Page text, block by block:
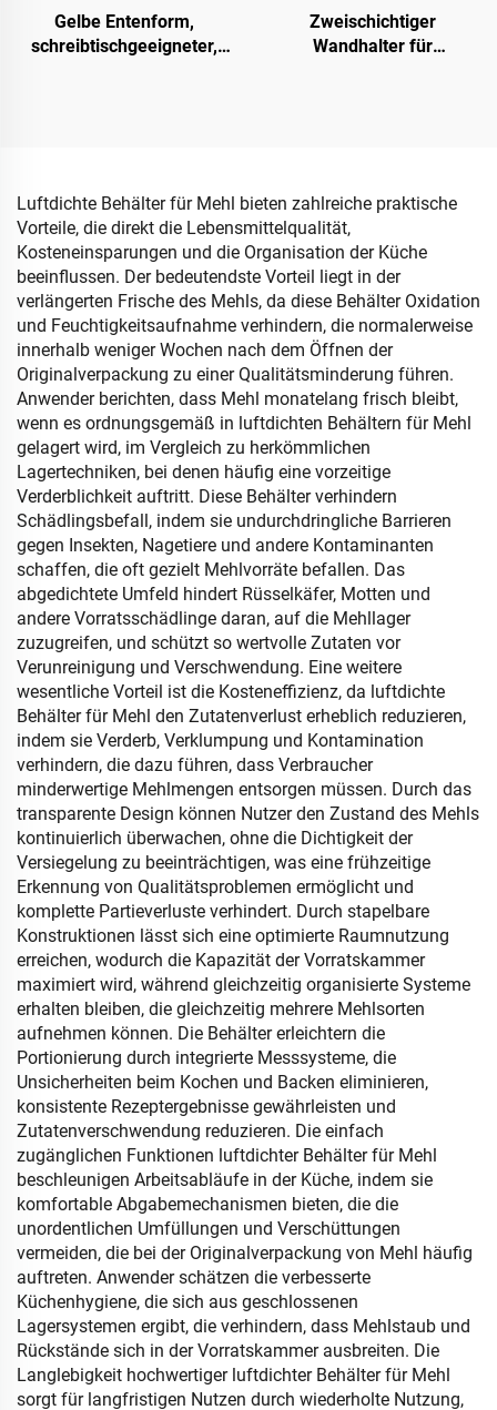
Gelbe Entenform,
schreibtischgeeigneter,
Zweischichtiger
Wandhalter für
Luftdichte Behälter für Mehl bieten zahlreiche praktische
Vorteile, die direkt die Lebensmittelqualität,
Kosteneinsparungen und die Organisation der Küche
beeinflussen. Der bedeutendste Vorteil liegt in der
verlängerten Frische des Mehls, da diese Behälter Oxidation
und Feuchtigkeitsaufnahme verhindern, die normalerweise
innerhalb weniger Wochen nach dem Öffnen der
Originalverpackung zu einer Qualitätsminderung führen.
Anwender berichten, dass Mehl monatelang frisch bleibt,
wenn es ordnungsgemäß in luftdichten Behältern für Mehl
gelagert wird, im Vergleich zu herkömmlichen
Lagertechniken, bei denen häufig eine vorzeitige
Verderblichkeit auftritt. Diese Behälter verhindern
Schädlingsbefall, indem sie undurchdringliche Barrieren
gegen Insekten, Nagetiere und andere Kontaminanten
schaffen, die oft gezielt Mehlvorräte befallen. Das
abgedichtete Umfeld hindert Rüsselkäfer, Motten und
andere Vorratsschädlinge daran, auf die Mehllager
zuzugreifen, und schützt so wertvolle Zutaten vor
Verunreinigung und Verschwendung. Eine weitere
wesentliche Vorteil ist die Kosteneffizienz, da luftdichte
Behälter für Mehl den Zutatenverlust erheblich reduzieren,
indem sie Verderb, Verklumpung und Kontamination
verhindern, die dazu führen, dass Verbraucher
minderwertige Mehlmengen entsorgen müssen. Durch das
transparente Design können Nutzer den Zustand des Mehls
kontinuierlich überwachen, ohne die Dichtigkeit der
Versiegelung zu beeinträchtigen, was eine frühzeitige
Erkennung von Qualitätsproblemen ermöglicht und
komplette Partieverluste verhindert. Durch stapelbare
Konstruktionen lässt sich eine optimierte Raumnutzung
erreichen, wodurch die Kapazität der Vorratskammer
maximiert wird, während gleichzeitig organisierte Systeme
erhalten bleiben, die gleichzeitig mehrere Mehlsorten
aufnehmen können. Die Behälter erleichtern die
Portionierung durch integrierte Messsysteme, die
Unsicherheiten beim Kochen und Backen eliminieren,
konsistente Rezeptergebnisse gewährleisten und
Zutatenverschwendung reduzieren. Die einfach
zugänglichen Funktionen luftdichter Behälter für Mehl
beschleunigen Arbeitsabläufe in der Küche, indem sie
komfortable Abgabemechanismen bieten, die die
unordentlichen Umfüllungen und Verschüttungen
vermeiden, die bei der Originalverpackung von Mehl häufig
auftreten. Anwender schätzen die verbesserte
Küchenhygiene, die sich aus geschlossenen
Lagersystemen ergibt, die verhindern, dass Mehlstaub und
Rückstände sich in der Vorratskammer ausbreiten. Die
Langlebigkeit hochwertiger luftdichter Behälter für Mehl
sorgt für langfristigen Nutzen durch wiederholte Nutzung,